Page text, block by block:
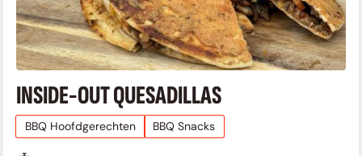
INSIDE-OUT QUESADILLAS
BBQ Hoofdgerechten BBQ Snacks